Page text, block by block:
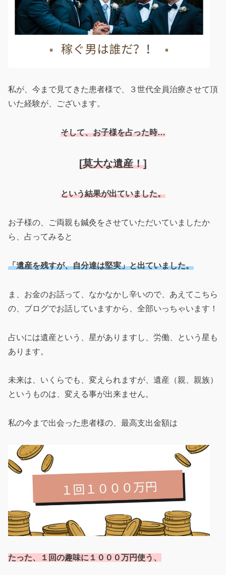
私が、今まで見てきた患者様で、３世代全員治療させて頂
いた経験が、ございます。
そして、お子様を占った時…
[莫大な遺産！]
という結果が出ていました。
お子様の、ご両親も鍼灸をさせていただいていましたか
ら、占ってみると
「遺産を残すが、自分達は堅実」と出ていました。
ま、お金のお話って、なかなかし辛いので、あえてこちら
の、ブログでお話していますから、全部いっちゃいます！
占いには遺産という、星がありますし、労働、という星も
あります。
未来は、いくらでも、変えられますが、遺産（親、親族）
というものは、変える事が出来ません。
私の今まで出会った患者様の、最高支出金額は
たった、１回の趣味に１０００万円使う、